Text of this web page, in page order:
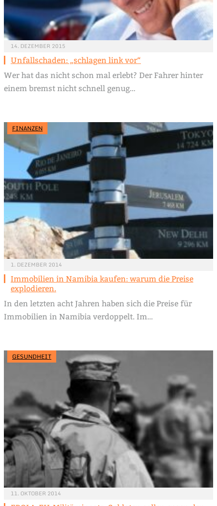
14. DEZEMBER 2015
Unfallschaden: „schlagen link vor“
Wer hat das nicht schon mal erlebt? Der Fahrer hinter
einem bremst nicht schnell genug…
FINANZEN
1. DEZEMBER 2014
Immobilien in Namibia kaufen: warum die Preise
explodieren.
In den letzten acht Jahren haben sich die Preise für
Immobilien in Namibia verdoppelt. Im…
GESUNDHEIT
11. OKTOBER 2014